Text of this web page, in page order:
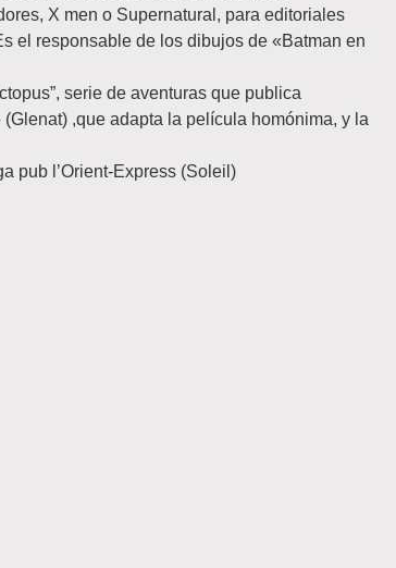
X men o Supernatural, para editoriales
el responsable de los dibujos de «Batman en
serie de aventuras que publica
,que adapta la película homónima, y la
pub l’Orient-Express (Soleil)